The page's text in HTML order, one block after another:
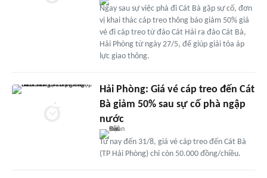
Ngay sau sự việc phà đi Cát Bà gặp sự cố, đơn
vị khai thác cáp treo thông báo giảm 50% giá
vé đi cáp treo từ đảo Cát Hải ra đảo Cát Bà,
Hải Phòng từ ngày 27/5, để giúp giải tỏa áp
lực giao thông.
Hải Phòng: Giá vé cáp treo đến Cát
Bà giảm 50% sau sự cố phà ngập
nước
Từ nay đến 31/8, giá vé cáp treo đến Cát Bà
(TP Hải Phòng) chỉ còn 50.000 đồng/chiều.